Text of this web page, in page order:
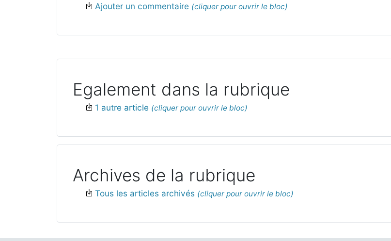
Ajouter un commentaire
Egalement dans la rubrique
1 autre article
Archives de la rubrique
Tous les articles archivés